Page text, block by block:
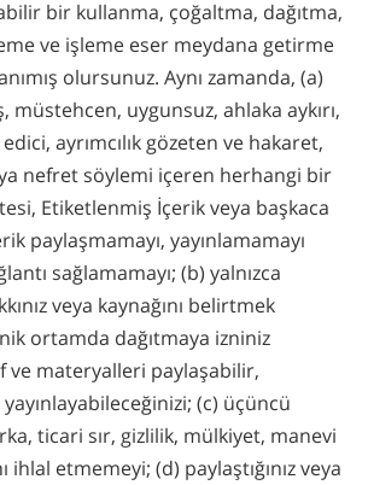
bir kullanma, çoğaltma, dağıtma,
ve işleme eser meydana getirme
olursunuz. Aynı zamanda, (a)
müstehcen, uygunsuz, ahlaka aykırı,
ayrımcılık gözeten ve hakaret,
nefret söylemi içeren herhangi bir
Etiketlenmiş İçerik veya başkaca
paylaşmamayı, yayınlamamayı
sağlamamayı; (b) yalnızca
veya kaynağını belirtmek
ortamda dağıtmaya izniniz
ve materyalleri paylaşabilir,
(c) üçüncü
ticari sır, gizlilik, mülkiyet, manevi
ihlal etmemeyi; (d) paylaştığınız veya